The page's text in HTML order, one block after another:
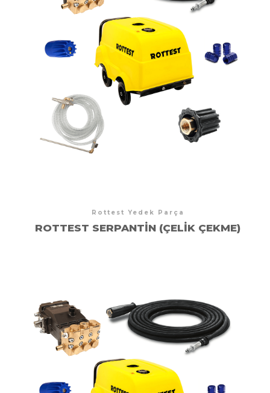
Rottest Yedek Parça
ROTTEST SERPANTIN (ÇELIK ÇEKME)